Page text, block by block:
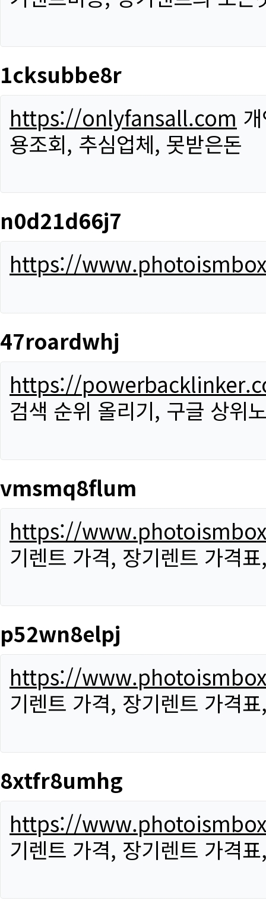
1cksubbe8r
https://onlyfansall.com
용조회, 추심업체, 못받은돈
n0d21d66j7
https://
47roardwhj
https://
검색 순위 올리기, 구글 상위
vmsmq8flum
https://
기렌트 가격, 장기렌트 가격
p52wn8elpj
https://
기렌트 가격, 장기렌트 가격
8xtfr8umhg
https://
기렌트 가격, 장기렌트 가격